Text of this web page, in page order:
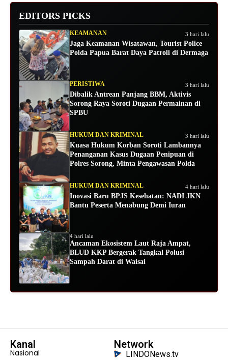
EDITORS PICKS
KEAMANAN 3 hari lalu
Jaga Keamanan Wisatawan, Tourist Police
Polda Papua Barat Daya Patroli di Dermaga
PERISTIWA 3 hari lalu
Dibalik Antrean Panjang BBM, Aktivis
Sorong Raya Soroti Dugaan Permainan di
SPBU
HUKUM DAN KRIMINAL 3 hari lalu
Kuasa Hukum Korban Soroti Lambannya
Penanganan Kasus Dugaan Penipuan di
Polres Sorong, Minta Pengawasan Polda
HUKUM DAN KRIMINAL 4 hari lalu
Inovasi Baru BPJS Kesehatan: NADI JKN
Bantu Peserta Menabung Demi Iuran
4 hari lalu
Ancaman Ekosistem Laut Raja Ampat,
BLUD KKP Bergerak Tangkal Polusi
Sampah Darat di Waisai
Kanal
Nasional
Network
LINDONews.tv